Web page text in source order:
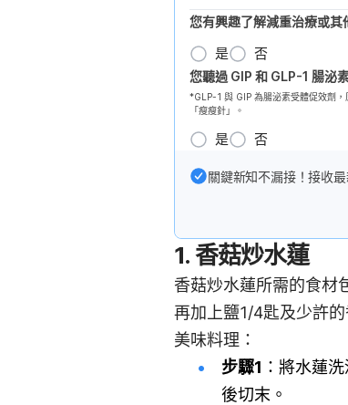
您有興趣了解減重治療或其
是 否
您聽過 GIP 和 GLP-1 腸泌
*GLP-1 與 GIP 為腸泌素受體促效劑
「瘦瘦針」。
是 否
關鍵新知不漏接！接收
1. 香菇炒水蓮
香菇炒水蓮所需的食材
再加上鹽1/4匙及少許
美味料理：
步驟1 ：將水蓮
後切末。